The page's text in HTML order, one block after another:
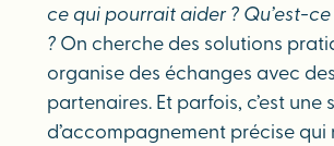
ce qui pourrait aider ? Qu’est-
?On cherche des solutions
organise des échanges avec des
partenaires. Et parfois, c’est une
d’accompagnement précise qui